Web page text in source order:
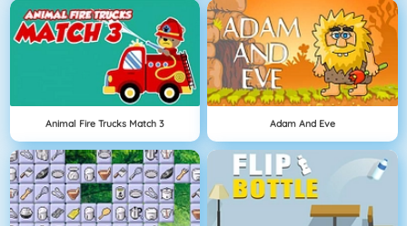
Animal Fire Trucks Match 3 Adam And Eve